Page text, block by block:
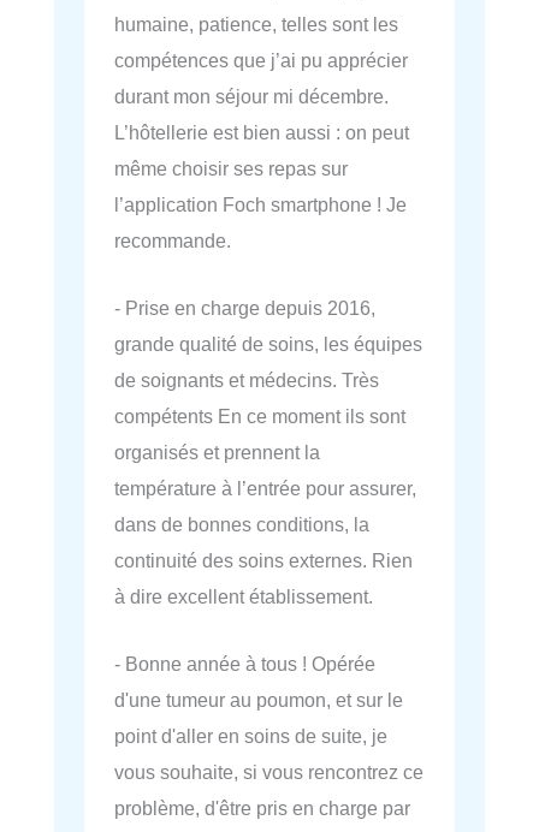
humaine, patience, telles sont les
compétences que j’ai pu apprécier
durant mon séjour mi décembre.
L’hôtellerie est bien aussi : on peut
même choisir ses repas sur
l’application Foch smartphone ! Je
recommande.
- Prise en charge depuis 2016,
grande qualité de soins, les équipes
de soignants et médecins. Très
compétents En ce moment ils sont
organisés et prennent la
température à l’entrée pour assurer,
dans de bonnes conditions, la
continuité des soins externes. Rien
à dire excellent établissement.
- Bonne année à tous ! Opérée
d'une tumeur au poumon, et sur le
point d'aller en soins de suite, je
vous souhaite, si vous rencontrez ce
problème, d'être pris en charge par